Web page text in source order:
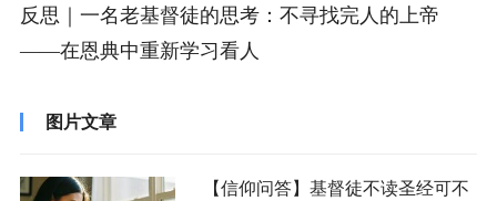
反思｜一名老基督徒的思考：不寻找完人的上帝
——在恩典中重新学习看人
图片文章
【信仰问答】基督徒不读圣经可不